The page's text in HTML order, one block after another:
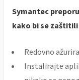
Symantec
kako bi se
Redovno
Instalirajte